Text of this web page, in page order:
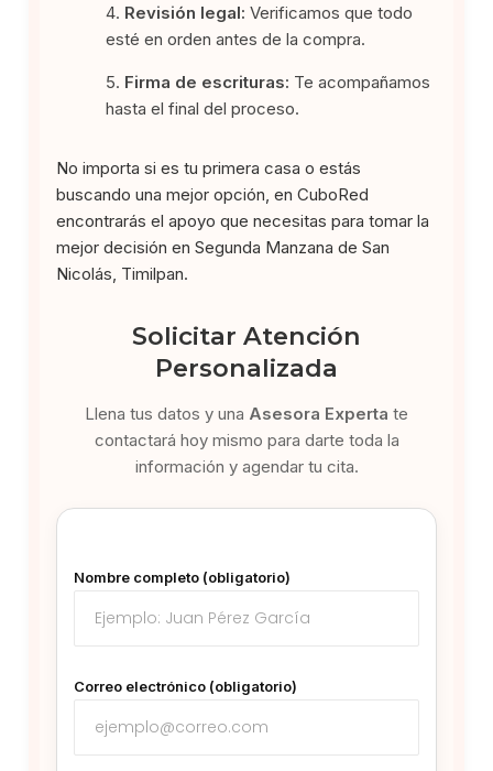
Revisión legal: Verificamos que todo
esté en orden antes de la compra.
Firma de escrituras: Te acompañamos
hasta el final del proceso.
No importa si es tu primera casa o estás
buscando una mejor opción, en CuboRed
encontrarás el apoyo que necesitas para tomar la
mejor decisión en Segunda Manzana de San
Nicolás, Timilpan.
Solicitar Atención
Personalizada
Llena tus datos y una Asesora Experta te
contactará hoy mismo para darte toda la
información y agendar tu cita.
Nombre completo (obligatorio)
Correo electrónico (obligatorio)